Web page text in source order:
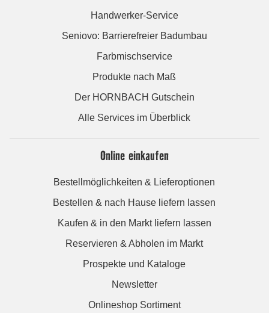
Handwerker-Service
Seniovo: Barrierefreier Badumbau
Farbmischservice
Produkte nach Maß
Der HORNBACH Gutschein
Alle Services im Überblick
Online einkaufen
Bestellmöglichkeiten & Lieferoptionen
Bestellen & nach Hause liefern lassen
Kaufen & in den Markt liefern lassen
Reservieren & Abholen im Markt
Prospekte und Kataloge
Newsletter
Onlineshop Sortiment